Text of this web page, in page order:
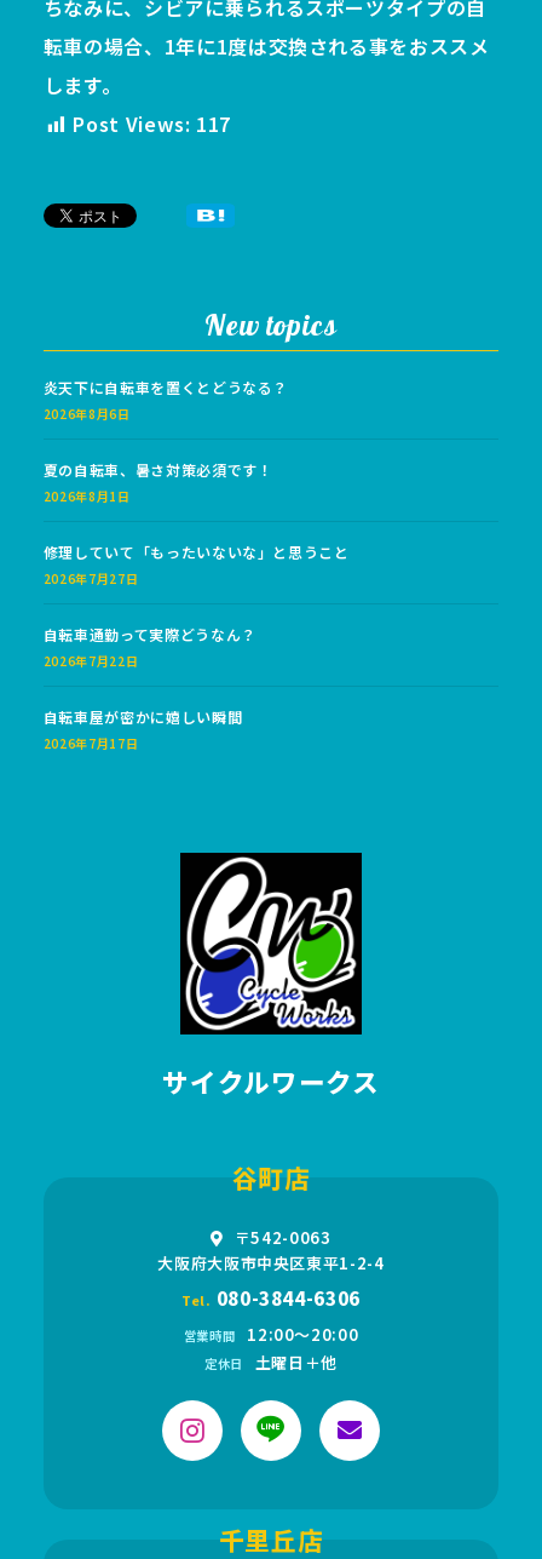
ちなみに、シビアに乗られるスポーツタイプの自
転車の場合、1年に1度は交換される事をおススメ
します。
Post Views: 117
New topics
炎天下に自転車を置くとどうなる？
2026年8月6日
夏の自転車、暑さ対策必須です！
2026年8月1日
修理していて「もったいないな」と思うこと
2026年7月27日
自転車通勤って実際どうなん？
2026年7月22日
自転車屋が密かに嬉しい瞬間
2026年7月17日
サイクルワークス
谷町店
〒542-0063
大阪府大阪市中央区東平1-2-4
Tel. 080-3844-6306
営業時間 12:00〜20:00
定休日 土曜日＋他
千里丘店